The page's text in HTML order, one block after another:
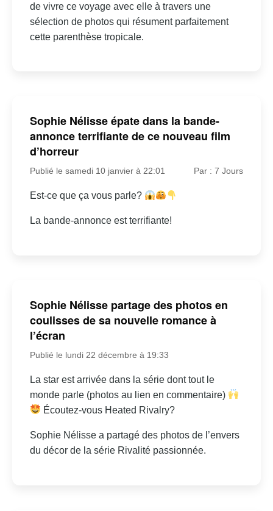
de vivre ce voyage avec elle à travers une
sélection de photos qui résument parfaitement
cette parenthèse tropicale.
Sophie Nélisse épate dans la bande-
annonce terrifiante de ce nouveau film
d’horreur
Publié le samedi 10 janvier à 22:01 Par : 7 Jours
Est-ce que ça vous parle?
La bande-annonce est terrifiante!
Sophie Nélisse partage des photos en
coulisses de sa nouvelle romance à
l’écran
Publié le lundi 22 décembre à 19:33
La star est arrivée dans la série dont tout le
monde parle (photos au lien en commentaire)
Écoutez-vous Heated Rivalry?
Sophie Nélisse a partagé des photos de l’envers
du décor de la série Rivalité passionnée.